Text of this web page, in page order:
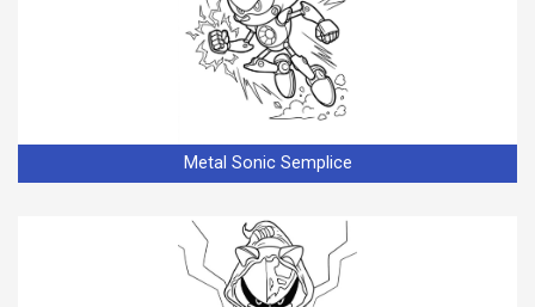
Metal Sonic Semplice